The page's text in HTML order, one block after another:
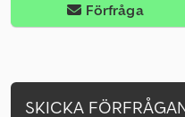
Förfråga
SKICKA